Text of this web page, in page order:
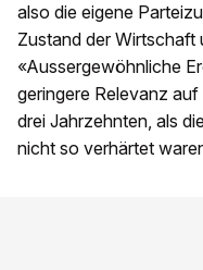
also die eigene
Zustand der
«Aussergewöhnliche
geringere Relevanz
drei Jahrzehnten, als
nicht so verhärtet